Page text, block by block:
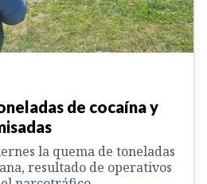
de cocaína y
la quema de toneladas
resultado de operativos